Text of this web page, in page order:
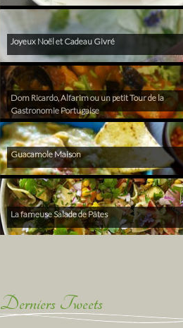
Joyeux Noël et Cadeau Givré
Dom Ricardo, Alfarim ou un petit Tour de la
Gastronomie Portugaise
Guacamole Maison
La fameuse Salade de Pâtes
Derniers Tweets